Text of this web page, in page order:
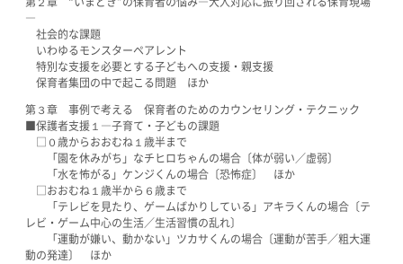
―
社会的な課題
いわゆるモンスターペアレント
特別な支援を必要とする子どもへの支援・親支援
保育者集団の中で起こる問題 ほか
第３章 事例で考える 保育者のためのカウンセリング・テクニック
■保護者支援１―子育て・子どもの課題
□０歳からおおむね１歳半まで
「園を休みがち」なチヒロちゃんの場合〔体が弱い／虚弱〕
「水を怖がる」ケンジくんの場合〔恐怖症〕 ほか
□おおむね１歳半から６歳まで
「テレビを見たり、ゲームばかりしている」アキラくんの場合〔テ
レビ・ゲーム中心の生活／生活習慣の乱れ〕
「運動が嫌い、動かない」ツカサくんの場合〔運動が苦手／粗大運
動の発達〕 ほか